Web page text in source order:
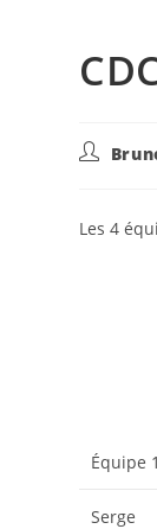
Auteur/
Les 4
Équipe
Serge